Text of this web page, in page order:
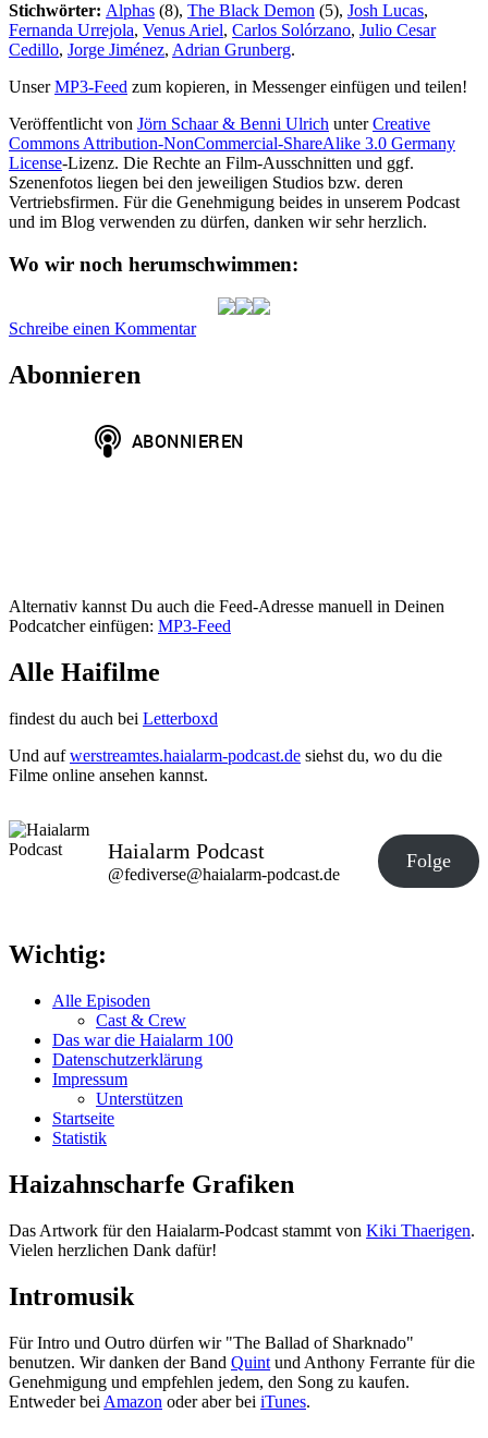
Stichwörter: Alphas (8), The Black Demon (5), Josh Lucas,
Fernanda Urrejola, Venus Ariel, Carlos Solórzano, Julio Cesar
Cedillo, Jorge Jiménez, Adrian Grunberg.
UnserMP3-Feed zum kopieren, in Messenger einfügen und teilen!
Veröffentlicht von Jörn Schaar & Benni Ulrich unterCreative
Commons Attribution-NonCommercial-ShareAlike 3.0 Germany
License-Lizenz. Die Rechte an Film-Ausschnitten und ggf.
Szenenfotos liegen bei den jeweiligen Studios bzw. deren
Vertriebsfirmen. Für die Genehmigung beides in unserem Podcast
und im Blog verwenden zu dürfen, danken wir sehr herzlich.
Wo wir noch herumschwimmen:
Schreibe einen Kommentarzu
Abonnieren
Alternativ kannst Du auch die Feed-Adresse manuell in Deinen
Podcatcher einfügen: MP3-Feed
Alle Haifilme
findest du auch bei Letterboxd
Und aufwerstreamtes.haialarm-podcast.de siehst du, wo du die
Filme online ansehen kannst.
Haialarm Podcast
@fediverse@haialarm-podcast.de
Folge
Wichtig:
Alle Episoden
Cast & Crew
Das war die Haialarm 100
Datenschutzerklärung
Impressum
Unterstützen
Startseite
Statistik
Haizahnscharfe Grafiken
Das Artwork für den Haialarm-Podcast stammt von Kiki Thaerigen.
Vielen herzlichen Dank dafür!
Intromusik
Für Intro und Outro dürfen wir "The Ballad of Sharknado"
benutzen. Wir danken der Band Quint und Anthony Ferrante für die
Genehmigung und empfehlen jedem, den Song zu kaufen.
Entweder bei Amazon oder aber bei iTunes.